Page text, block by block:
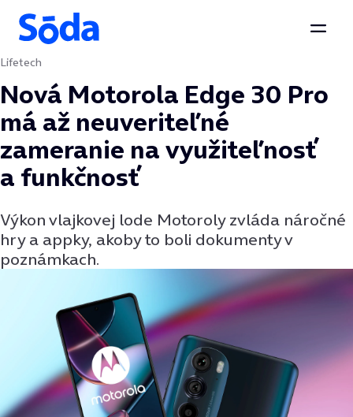
Preskočiť na obsah
Lifetech
Nová Motorola Edge 30 Pro
má až neuveriteľné
zameranie na využiteľnosť
a funkčnosť
Výkon vlajkovej lode Motoroly zvláda náročné
hry a appky, akoby to boli dokumenty v
poznámkach.